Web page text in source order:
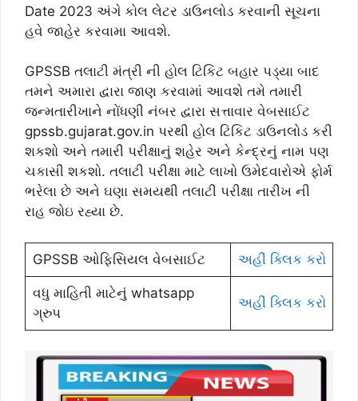
Date 2023 અંગે કોલ લેટર ડાઉનલોડ કરવાની સૂચના
હવે જાહેર કરવામા આવશે.
GPSSB તલાટી મંત્રી ની હોલ ટિકિટ બહાર પડ્યા બાદ
તમને અમારા દ્વારા જાણ કરવામાં આવશે તમે તમારી
જન્મતારીખાને નોંધણી નંબર દ્વારા સત્તાવાર વેબસાઈટ
gpssb.gujarat.gov.in પરથી હોલ ટિકિટ ડાઉનલોડ કરી
શકશો અને તમારી પરીક્ષાનું શહેર અને કેન્દ્રનું નામ પણ
ચકાસી શકશો. તલાટી પરીક્ષા માટે લાખો ઉમેદવારોએ ફોર્મ
ભરેલા છે અને ઘણા સમયથી તલાટી પરીક્ષા તારીખ ની
રાહ જોઇ રહ્યા છે.
GPSSB ઓફિસિયલ વેબસાઈટ અહીં ક્લિક કરો
વધુ માહિતી માટેનું whatsapp
ગ્રુપ
અહીં ક્લિક કરો